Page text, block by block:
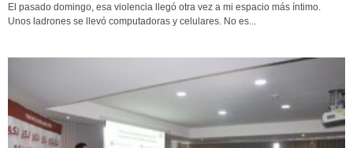
El pasado domingo, esa violencia llegó otra vez a mi espacio más íntimo.
Unos ladrones se llevó computadoras y celulares. No es...